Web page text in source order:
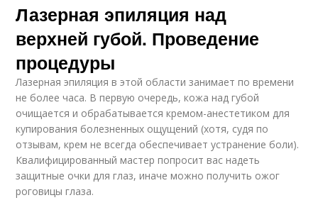
Лазерная эпиляция над
верхней губой. Проведение
процедуры
Лазерная эпиляция в этой области занимает по времени
не более часа. В первую очередь, кожа над губой
очищается и обрабатывается кремом-анестетиком для
купирования болезненных ощущений (хотя, судя по
отзывам, крем не всегда обеспечивает устранение боли).
Квалифицированный мастер попросит вас надеть
защитные очки для глаз, иначе можно получить ожог
роговицы глаза.